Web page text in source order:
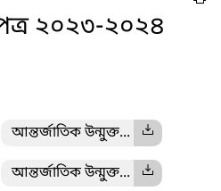
২০২৩-২০২৪
আন্তর্জাতিক উন্মুক্ত...
আন্তর্জাতিক উন্মুক্ত...